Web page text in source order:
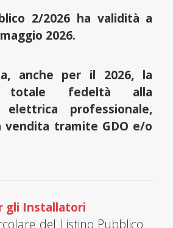
2/2026 ha validità a
2026.
anche per il 2026, la
fedeltà alla
elettrica professionale,
vendita tramite GDO e/o
gli Installatori
del Listino Pubblico